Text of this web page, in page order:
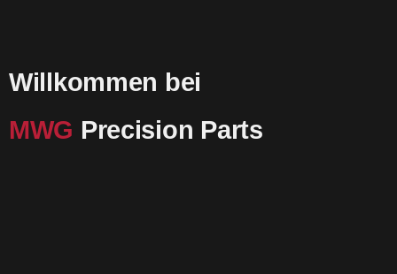
Willkommen bei
MWG Precision Parts